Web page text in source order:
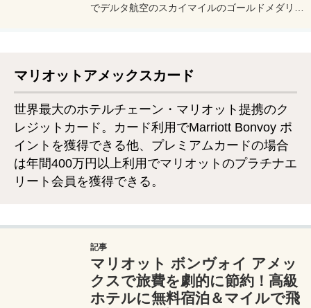
でデルタ航空のスカイマイルのゴールドメダリオ
メリットをカードホルダーの私が徹底解説した
い。
マリオットアメックスカード
世界最大のホテルチェーン・マリオット提携のク
レジットカード。カード利用でMarriott Bonvoy ポ
イントを獲得できる他、プレミアムカードの場合
は年間400万円以上利用でマリオットのプラチナエ
リート会員を獲得できる。
記事
マリオット ボンヴォイ アメッ
クスで旅費を劇的に節約！高級
ホテルに無料宿泊＆マイルで飛